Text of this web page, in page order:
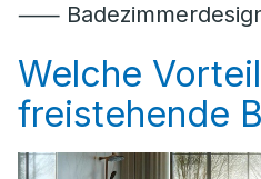
⸺
Welche
freistehende